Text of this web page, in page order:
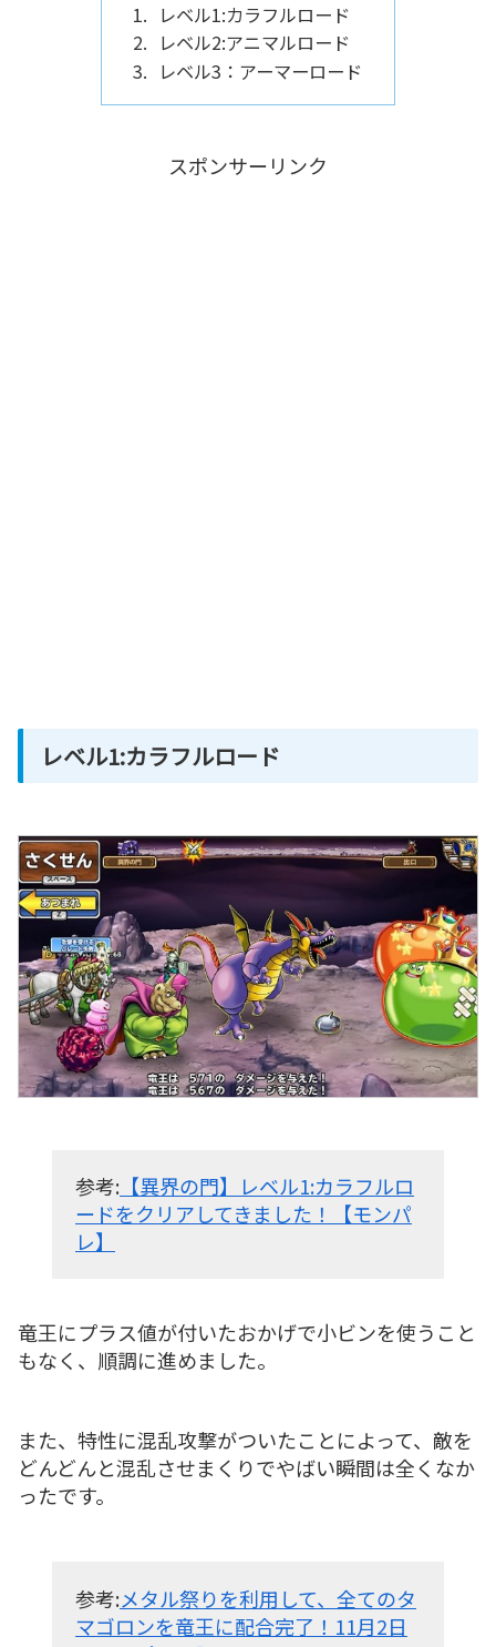
レベル1:カラフルロード
レベル2:アニマルロード
レベル3：アーマーロード
スポンサーリンク
レベル1:カラフルロード
参考: 【異界の門】レベル1:カラフルロ
ードをクリアしてきました！【モンパ
レ】
竜王にプラス値が付いたおかげで小ビンを使うこと
もなく、順調に進めました。
また、特性に混乱攻撃がついたことによって、敵を
どんどんと混乱させまくりでやばい瞬間は全くなか
ったです。
参考:メタル祭りを利用して、全てのタ
マゴロンを竜王に配合完了！11月2日